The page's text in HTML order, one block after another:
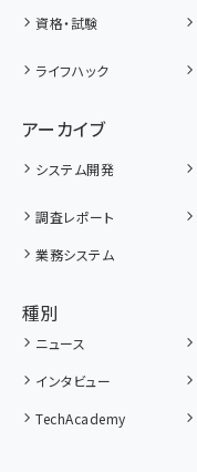
資格・試験
ライフハック
アーカイブ
システム開発
調査レポート
業務システム
種別
ニュース
インタビュー
TechAcademy